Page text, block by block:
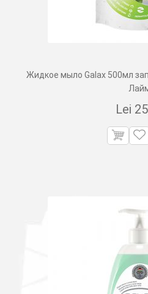
Жидкое мыло Galax 500мл
Lei